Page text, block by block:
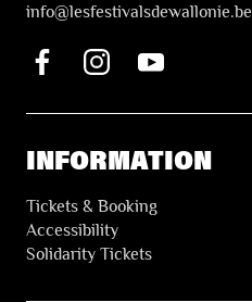
info@lesfestivalsdewallonie.be
INFORMATION
Tickets & Booking
Accessibility
Solidarity Tickets